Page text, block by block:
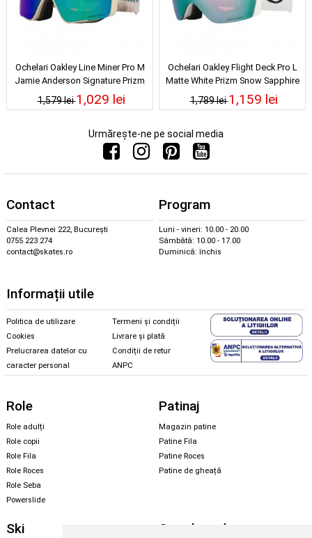
Ochelari Oakley Line Miner Pro M
Jamie Anderson Signature Prizm
Snow Argon Iridium 25/26
1,579 lei1,029 lei
Ochelari Oakley Flight Deck Pro L
Matte White Prizm Snow Sapphire
Iridium 25/26
1,789 lei1,159 lei
Urmărește-ne pe social media
Contact
Calea Plevnei 222, București
0755 223 274
contact@skates.ro
Program
Luni - vineri: 10.00 - 20.00
Sâmbătă: 10.00 - 17.00
Duminică: închis
Informații utile
Politica de utilizare
Cookies
Prelucrarea datelor cu
caracter personal
Termeni și condiții
Livrare și plată
Condiții de retur
ANPC
Role
Role adulți
Role copii
Role Fila
Role Roces
Role Seba
Powerslide
Patinaj
Magazin patine
Patine Fila
Patine Roces
Patine de gheață
Ski Snowboard